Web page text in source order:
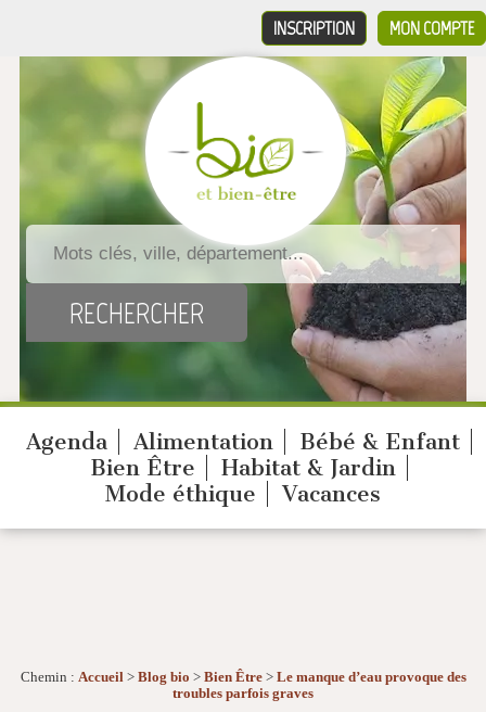
MON COMPTE
INSCRIPTION
Agenda Alimentation
Bébé & Enfant
Bien Être
Habitat & Jardin
Mode éthique
Vacances
Chemin : Accueil> Blog bio > Bien Être> Le manque d’eau provoque des
troubles parfois graves